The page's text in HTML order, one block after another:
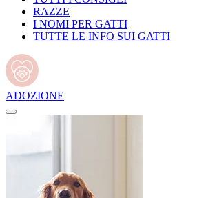
RAZZE
I NOMI PER GATTI
TUTTE LE INFO SUI GATTI
ADOZIONE